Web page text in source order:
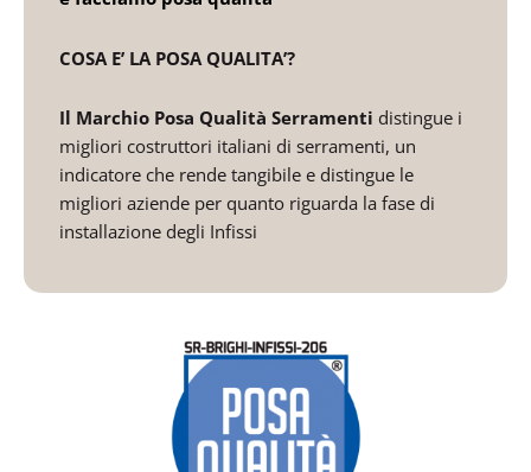
COSA E’ LA POSA QUALITA’?
Il Marchio Posa Qualità Serramenti distingue i
migliori costruttori italiani di serramenti, un
indicatore che rende tangibile e distingue le
migliori aziende per quanto riguarda la fase di
installazione degli Infissi